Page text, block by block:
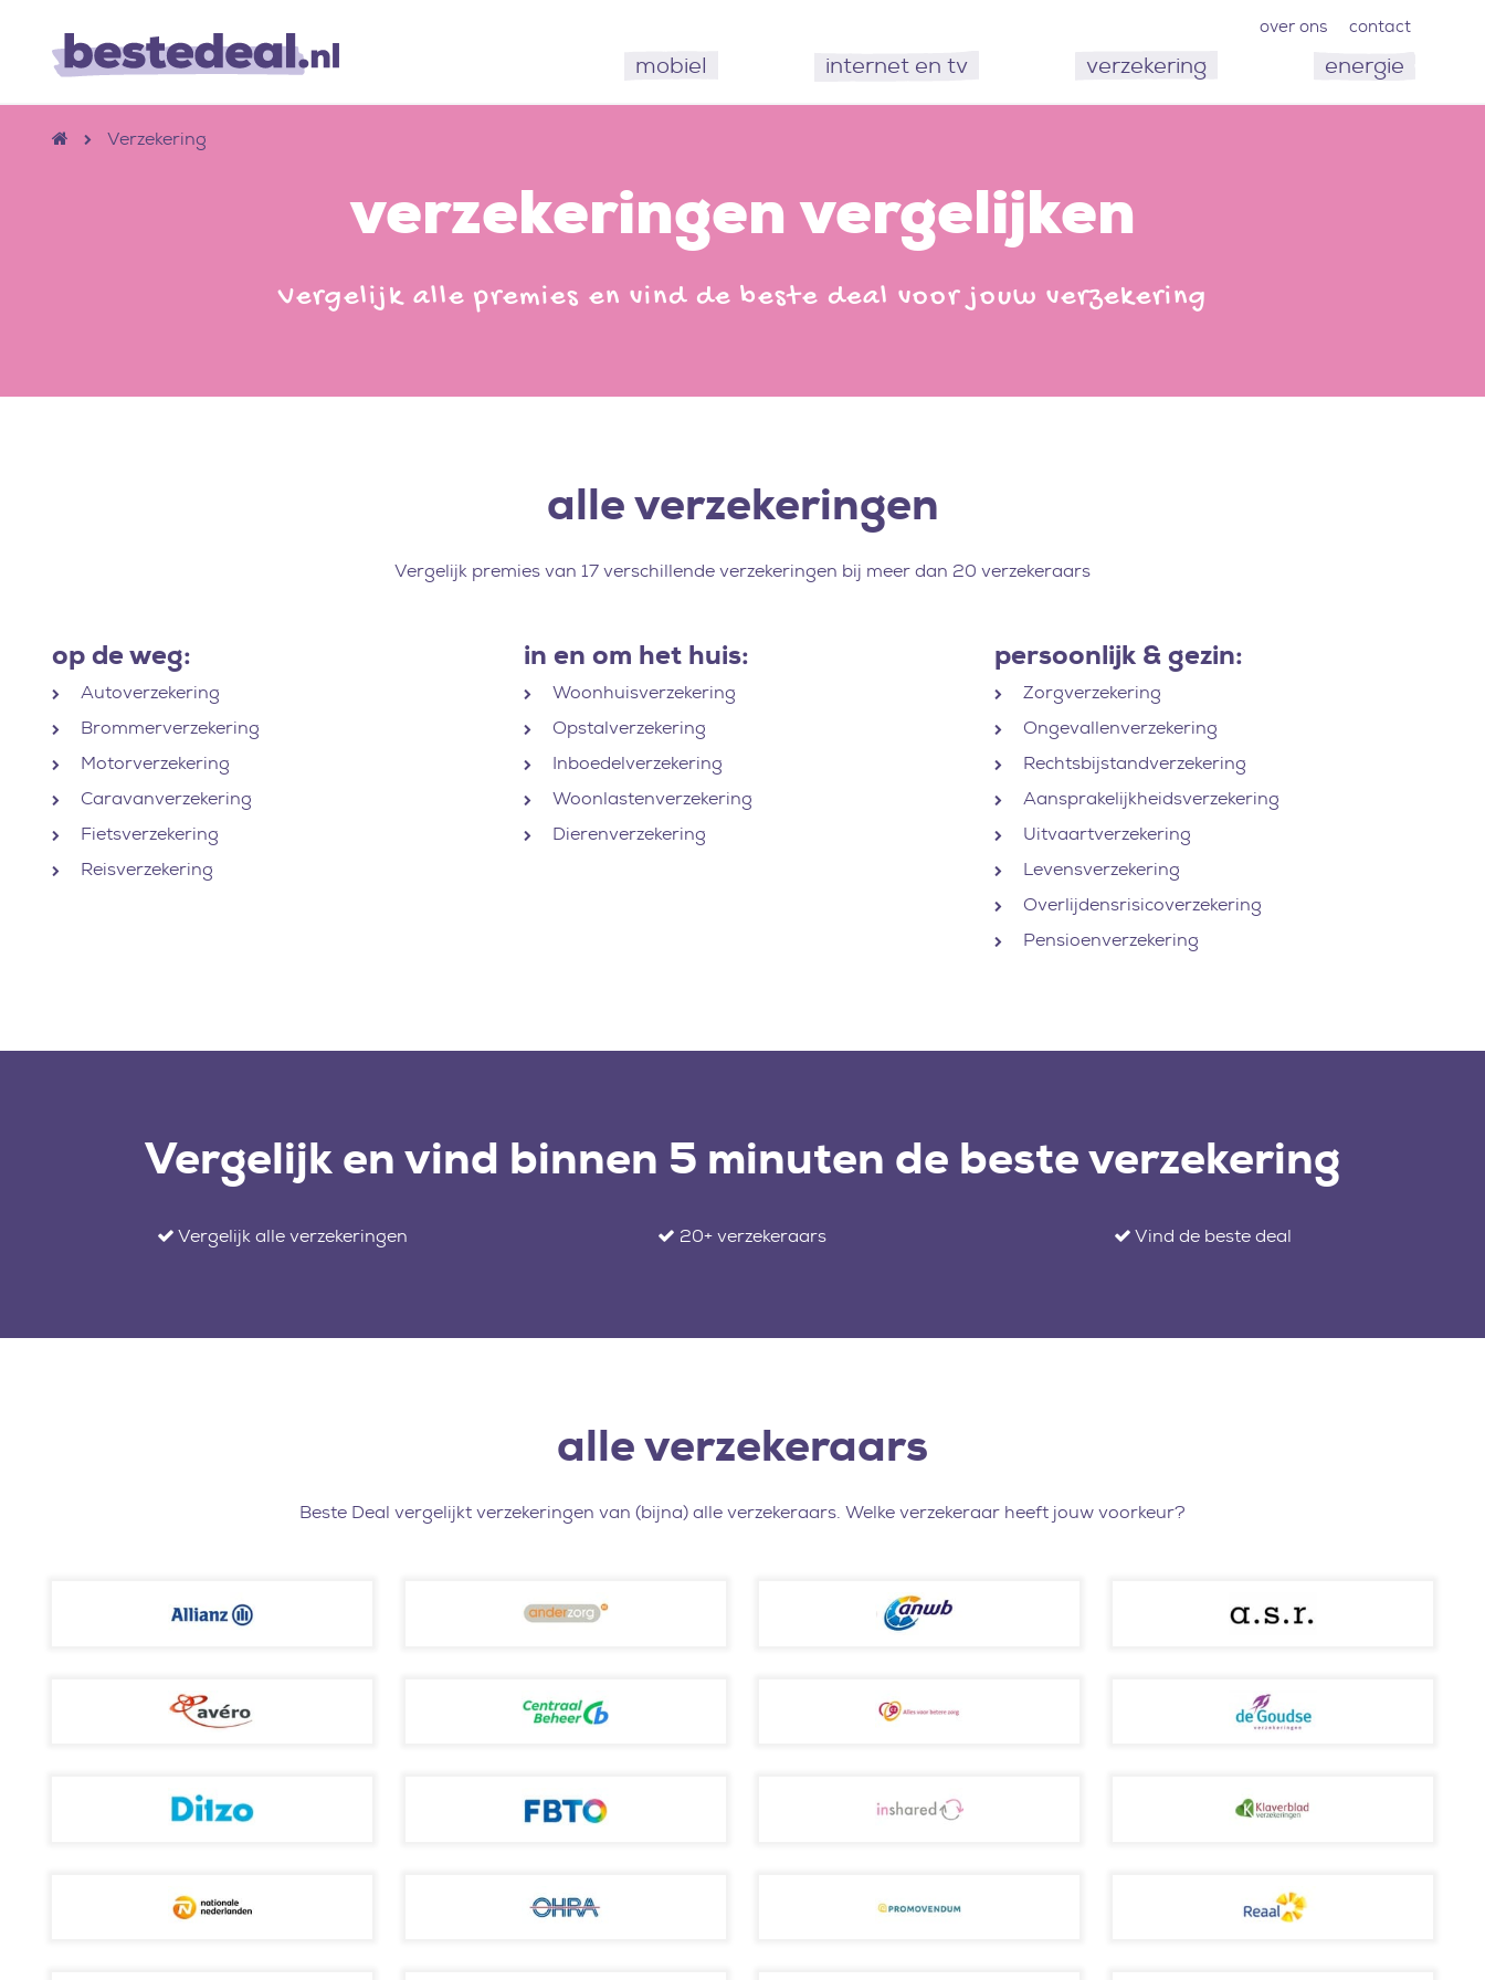
over ons contact
mobiel internet en tv verzekering energie
Verzekering
verzekeringen vergelijken
Vergelijk alle premies en vind de beste deal voor jouw verzekering
alle verzekeringen
Vergelijk premies van 17 verschillende verzekeringen bij meer dan 20 verzekeraars
op de weg:
Autoverzekering
Brommerverzekering
Motorverzekering
Caravanverzekering
Fietsverzekering
Reisverzekering
in en om het huis:
Woonhuisverzekering
Opstalverzekering
Inboedelverzekering
Woonlastenverzekering
Dierenverzekering
persoonlijk & gezin:
Zorgverzekering
Ongevallenverzekering
Rechtsbijstandverzekering
Aansprakelijkheidsverzekering
Uitvaartverzekering
Levensverzekering
Overlijdensrisicoverzekering
Pensioenverzekering
Vergelijk en vind binnen 5 minuten de beste verzekering
Vergelijk alle verzekeringen 20+ verzekeraars Vind de beste deal
alle verzekeraars
Beste Deal vergelijkt verzekeringen van (bijna) alle verzekeraars. Welke verzekeraar heeft jouw voorkeur?